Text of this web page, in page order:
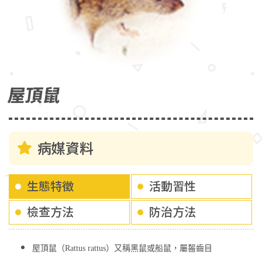
屋頂鼠
病媒資料
生態特徵
活動習性
檢查方法
防治方法
屋頂鼠（Rattus rattus）又稱黑鼠或船鼠，屬齧齒目